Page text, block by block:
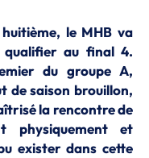
le MHB va
au final 4.
du groupe A,
de saison brouillon,
la rencontre de
et
exister dans cette